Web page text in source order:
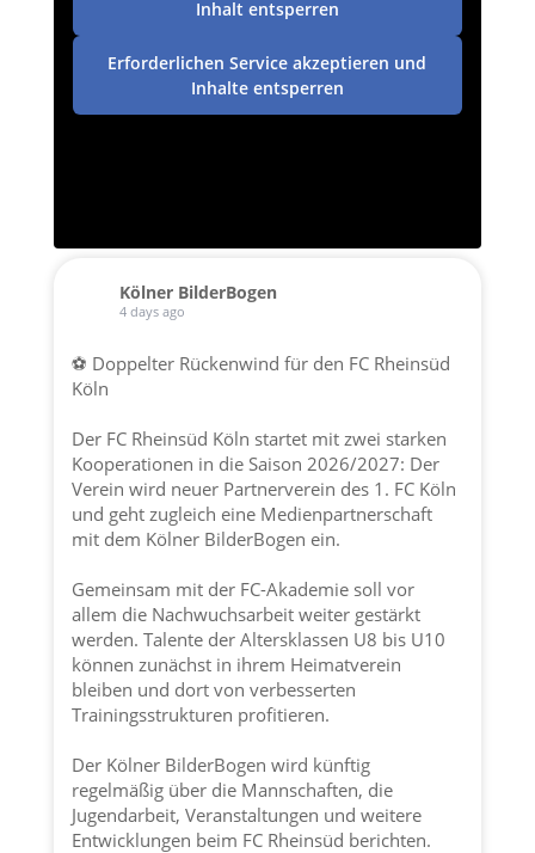
Inhalt entsperren
Erforderlichen Service akzeptieren und
Inhalte entsperren
Kölner BilderBogen
4 days ago
⚽ Doppelter Rückenwind für den FC Rheinsüd
Köln
Der FC Rheinsüd Köln startet mit zwei starken
Kooperationen in die Saison 2026/2027: Der
Verein wird neuer Partnerverein des 1. FC Köln
und geht zugleich eine Medienpartnerschaft
mit dem Kölner BilderBogen ein.
Gemeinsam mit der FC-Akademie soll vor
allem die Nachwuchsarbeit weiter gestärkt
werden. Talente der Altersklassen U8 bis U10
können zunächst in ihrem Heimatverein
bleiben und dort von verbesserten
Trainingsstrukturen profitieren.
Der Kölner BilderBogen wird künftig
regelmäßig über die Mannschaften, die
Jugendarbeit, Veranstaltungen und weitere
Entwicklungen beim FC Rheinsüd berichten.